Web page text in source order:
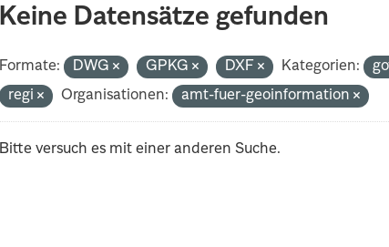
Keine Datensätze gefunden
Formate: DWG GPKG DXF Kategorien:
regi
Organisationen: amt-fuer-geoinformation
Bitte versuch es mit einer anderen Suche.